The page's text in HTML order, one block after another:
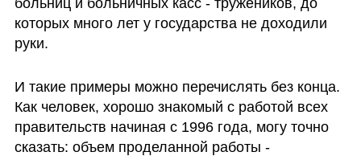
больниц и больничных касс - тружеников, до
которых много лет у государства не доходили
руки.
И такие примеры можно перечислять без конца.
Как человек, хорошо знакомый с работой всех
правительств начиная с 1996 года, могу точно
сказать: объем проделанной работы -